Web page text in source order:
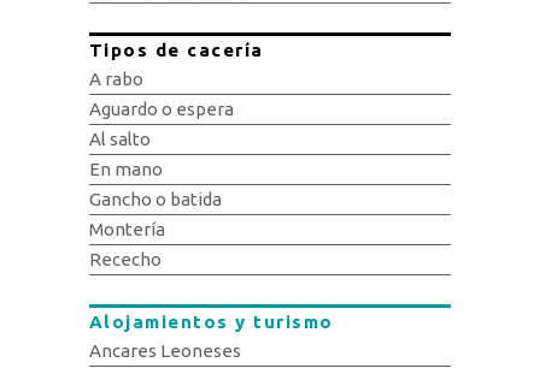
Tipos de cacería
A rabo
Aguardo o espera
Al salto
En mano
Gancho o batida
Montería
Rececho
Alojamientos y turismo
Ancares Leoneses